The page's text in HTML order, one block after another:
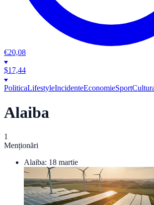
€20,08
$17,44
PoliticaLifestyleIncidenteEconomieSport
Alaiba
1
Menționări
Alaiba: 18 martie